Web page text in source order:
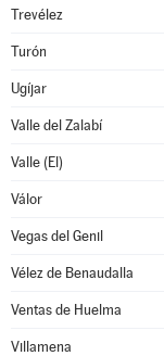
Trevélez
Turón
Ugíjar
Valle del Zalabí
Valle (El)
Válor
Vegas del Genil
Vélez de Benaudalla
Ventas de Huelma
Villamena